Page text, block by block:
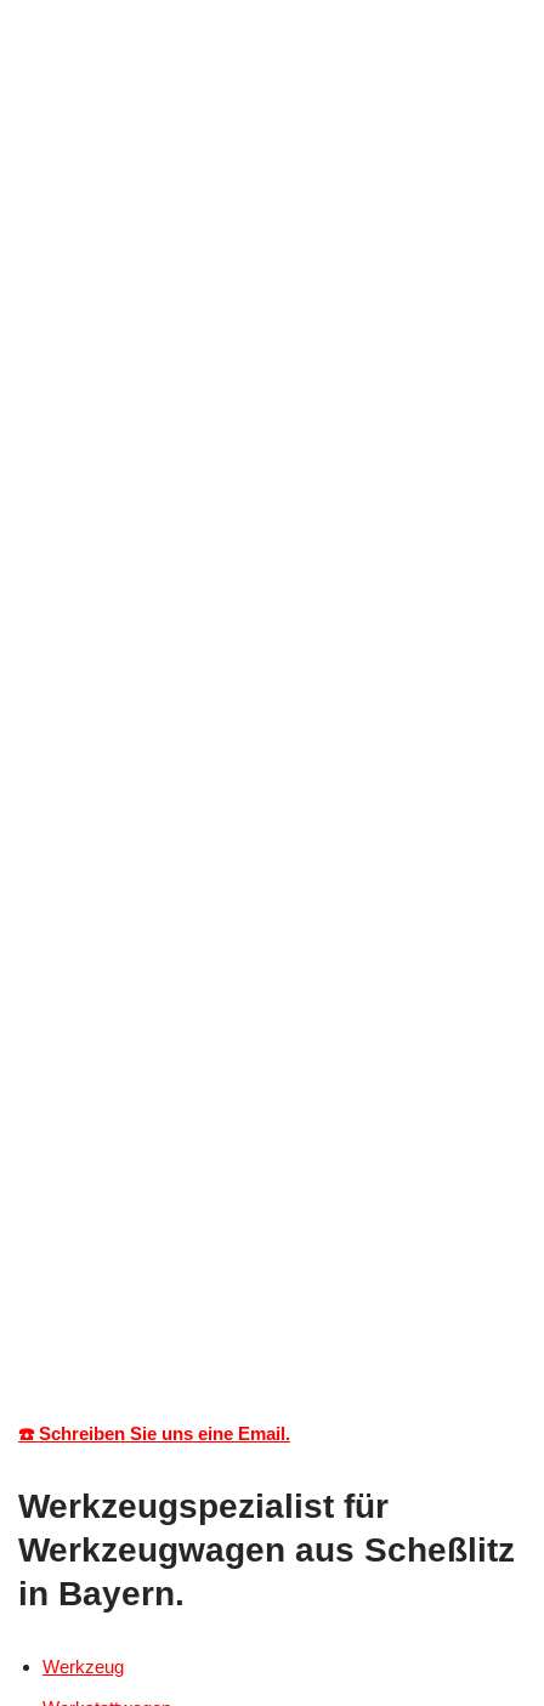
☎️ Schreiben Sie uns eine Email.
Werkzeugspezialist für
Werkzeugwagen aus Scheßlitz
in Bayern.
Werkzeug